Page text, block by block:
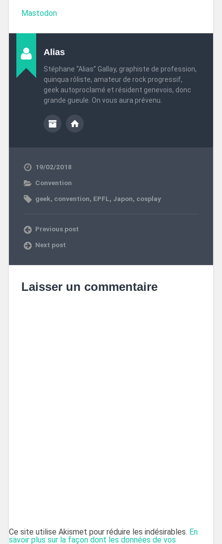
Mastodon
Alias
Stéphane “Alias” Gallay, graphiste de profession,
quinqua rôliste, amateur de rock progressif,
geek autoproclamé et résident genevois, donc
grande gueule. On vous aura prévenu.
19/02/2018
Convention
geek, convention, EPFL, Japon, cosplay
Previous post
Next post
Laisser un commentaire
Ce site utilise Akismet pour réduire les indésirables. En
savoir plus sur la façon dont les données de vos